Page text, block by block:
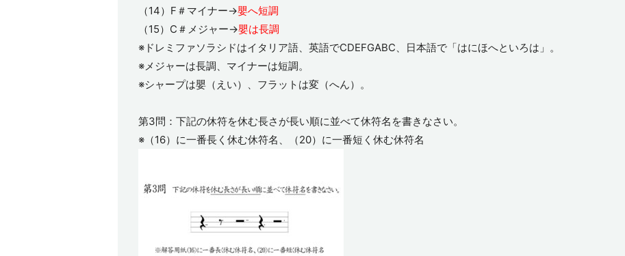
（14）F＃マイナー→嬰へ短調
（15）C＃メジャー→嬰は長調
※ドレミファソラシドはイタリア語、英語でCDEFGABC、日本語で「はにほへといろは」。
※メジャーは長調、マイナーは短調。
※シャープは嬰（えい）、フラットは変（へん）。
第3問：下記の休符を休む長さが長い順に並べて休符名を書きなさい。
※（16）に一番長く休む休符名、（20）に一番短く休む休符名